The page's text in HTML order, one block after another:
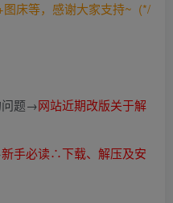
床等，感谢大家支持~ (*/
问题→网站近期改版关于解
新手必读∴下载、解压及安